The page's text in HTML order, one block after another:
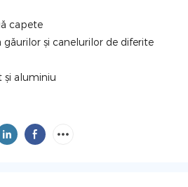
capete
găurilor și canelurilor de diferite
și aluminiu